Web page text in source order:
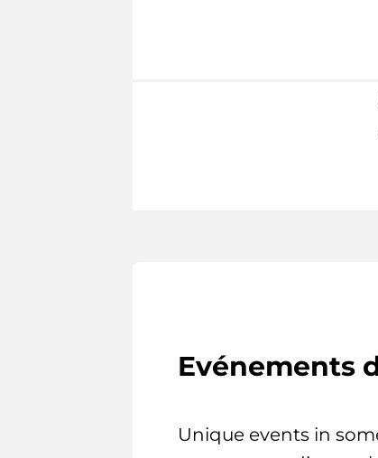
Evénements
Unique events in